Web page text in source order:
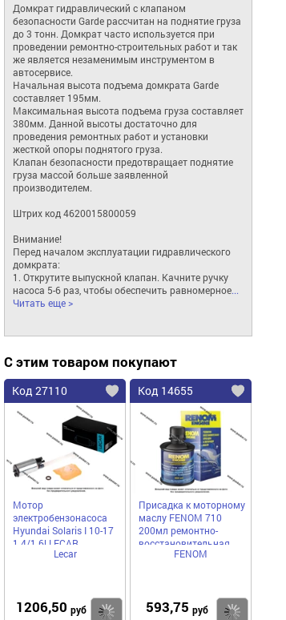
Домкрат гидравлический с клапаном
безопасности Garde рассчитан на поднятие груза
до 3 тонн. Домкрат часто используется при
проведении ремонтно-строительных работ и так
же является незаменимым инструментом в
автосервисе.
Начальная высота подъема домкрата Garde
составляет 195мм.
Максимальная высота подъема груза составляет
380мм. Данной высоты достаточно для
проведения ремонтных работ и установки
жесткой опоры поднятого груза.
Клапан безопасности предотвращает поднятие
груза массой больше заявленной
производителем.
Штрих код 4620015800059
Внимание!
Перед началом эксплуатации гидравлического
домкрата:
1. Открутите выпускной клапан. Качните ручку
насоса 5-6 раз, чтобы обеспечить равномерное...
Читать еще >
С этим товаром покупают
Код 27110
Мотор
электробензонасоса
Hyundai Solaris I 10-17
1.4/1.6l LECAR
LECAR000010516
Lecar
1206,50 руб Купить
Код 14655
Присадка к моторному
маслу FENOM 710
200мл ремонтно-
восстановительная
FENOM
593,75 руб